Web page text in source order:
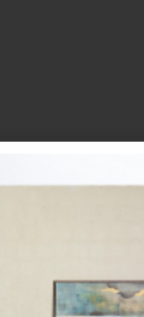
lo más nuevo